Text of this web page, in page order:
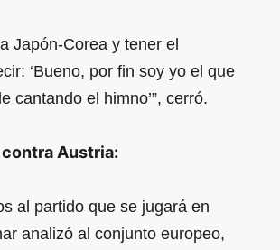
Japón-Corea y tener el
‘Bueno, por fin soy yo el que
cantando el himno’”, cerró.
Austria:
al partido que se jugará en
analizó al conjunto europeo,